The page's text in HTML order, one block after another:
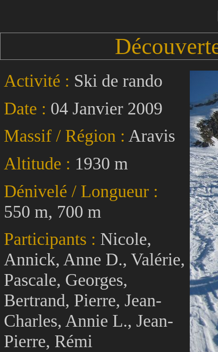
Activité : Ski de rando
Date : 04 Janvier 2009
Massif / Région : Aravis
Altitude : 1930 m
Dénivelé / Longueur :
550 m, 700 m
Participants : Nicole,
Annick, Anne D., Valérie,
Pascale, Georges,
Bertrand, Pierre, Jean-
Charles, Annie L., Jean-
Pierre, Rémi